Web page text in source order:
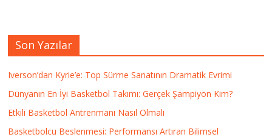
Son Yazılar
Iverson’dan Kyrie’e: Top Sürme Sanatının Dramatik Evrimi
Dünyanın En İyi Basketbol Takımı: Gerçek Şampiyon Kim?
Etkili Basketbol Antrenmanı Nasıl Olmalı
Basketbolcu Beslenmesi: Performansı Artıran Bilimsel